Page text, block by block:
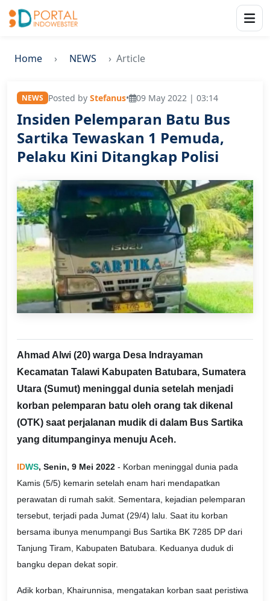
Home NEWS Article
NEWS Posted by Stefanus• 09 May 2022 | 03:14
Insiden Pelemparan Batu Bus
Sartika Tewaskan 1 Pemuda,
Pelaku Kini Ditangkap Polisi
Ahmad Alwi (20) warga Desa Indrayaman
Kecamatan Talawi Kabupaten Batubara, Sumatera
Utara (Sumut) meninggal dunia setelah menjadi
korban pelemparan batu oleh orang tak dikenal
(OTK) saat perjalanan mudik di dalam Bus Sartika
yang ditumpanginya menuju Aceh.
IDWS, Senin, 9 Mei 2022 - Korban meninggal dunia pada
Kamis (5/5) kemarin setelah enam hari mendapatkan
perawatan di rumah sakit. Sementara, kejadian pelemparan
tersebut, terjadi pada Jumat (29/4) lalu. Saat itu korban
bersama ibunya menumpangi Bus Sartika BK 7285 DP dari
Tanjung Tiram, Kabupaten Batubara. Keduanya duduk di
bangku depan dekat sopir.
Adik korban, Khairunnisa, mengatakan korban saat peristiwa